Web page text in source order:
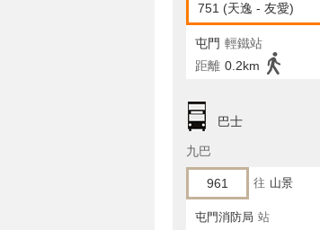
751 (天逸 - 友愛)
屯門 輕鐵站
距離 0.2km
巴士
九巴
961 往 山景
屯門消防局 站